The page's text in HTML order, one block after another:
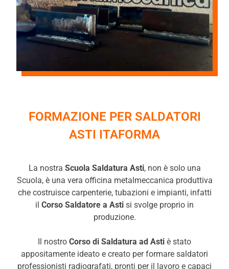
FORMAZIONE PER SALDATORI
ASTI ITAFORMA
La nostra Scuola Saldatura Asti, non è solo una
Scuola, è una vera officina metalmeccanica produttiva
che costruisce carpenterie, tubazioni e impianti, infatti
il Corso Saldatore a Asti si svolge proprio in
produzione.
Il nostro Corso di Saldatura ad Asti è stato
appositamente ideato e creato per formare saldatori
professionisti radiografati, pronti per il lavoro e capaci